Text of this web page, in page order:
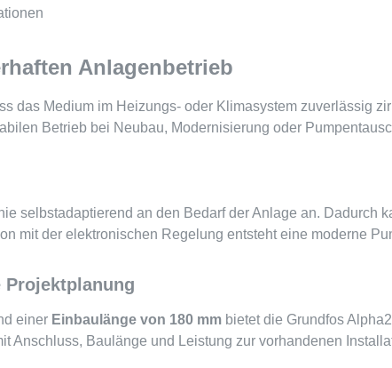
Anlagenbetrieb
das Medium im Heizungs- oder Klimasystem zuverlässig
Betrieb bei Neubau, Modernisierung oder
selbstadaptierend an den Bedarf der Anlage an. Dadurch
mit der elektronischen Regelung entsteht eine moderne
Projektplanung
einer Einbaulänge von 180 mm bietet die Grundfos
Anschluss, Baulänge und Leistung zur vorhandenen